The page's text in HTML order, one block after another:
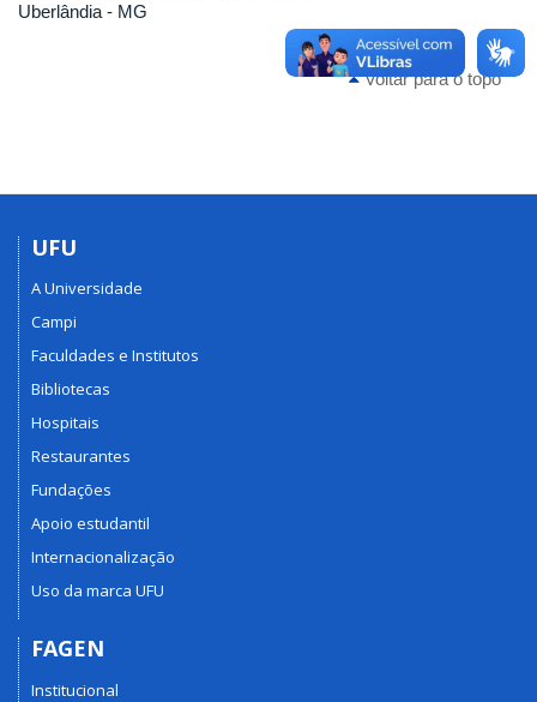
Uberlândia - MG
Voltar para o topo
UFU
A Universidade
Campi
Faculdades e Institutos
Bibliotecas
Hospitais
Restaurantes
Fundações
Apoio estudantil
Internacionalização
Uso da marca UFU
FAGEN
Institucional